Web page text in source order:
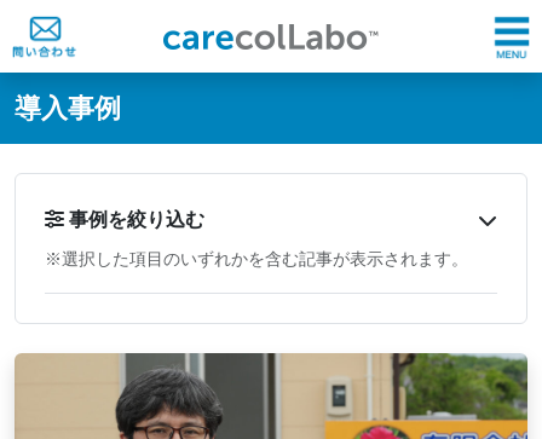
@ -0,0 +1,60 @@
導入事例
事例を絞り込む
※選択した項目のいずれかを含む記事が表示されます。